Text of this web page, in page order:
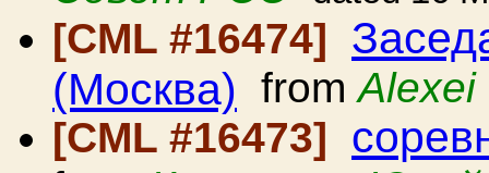
[CML #16474]
(Москва) fromAlexei
[CML #16473]